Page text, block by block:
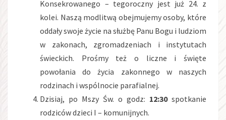
Konsekrowanego – tegoroczny jest już 24. z
kolei. Naszą modlitwą obejmujemy osoby, które
oddały swoje życie na służbę Panu Bogu i ludziom
w zakonach, zgromadzeniach i instytutach
świeckich. Prośmy też o liczne i święte
powołania do życia zakonnego w naszych
rodzinach i wspólnocie parafialnej.
Dzisiaj, po Mszy Św. o godz: 12:30spotkanie
rodziców dzieci I – komunijnych.